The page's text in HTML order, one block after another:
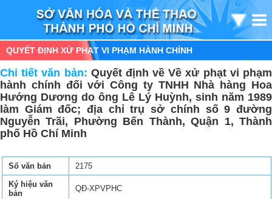
QUYẾT ĐỊNH XỬ PHẠT VI PHẠM HÀNH CHÍNH
Chi tiết văn bản: Quyết định về Về xử phạt vi phạm
hành chính đối với Công ty TNHH Nhà hàng Hoa
Hướng Dương do ông Lê Lý Huỳnh, sinh năm 1989
làm Giám đốc; địa chỉ trụ sở chính số 9 đường
Nguyễn Trãi, Phường Bến Thành, Quận 1, Thành
phố Hồ Chí Minh
Số văn bản
2175
Ký hiệu văn
bản
QĐ-XPVPHC